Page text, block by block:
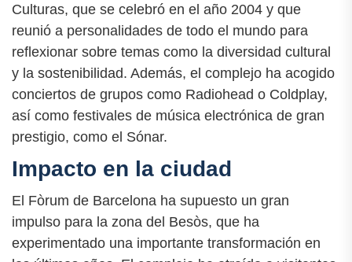
Culturas, que se celebró en el año 2004 y que
reunió a personalidades de todo el mundo para
reflexionar sobre temas como la diversidad cultural
y la sostenibilidad. Además, el complejo ha acogido
conciertos de grupos como Radiohead o Coldplay,
así como festivales de música electrónica de gran
prestigio, como el Sónar.
Impacto en la ciudad
El Fòrum de Barcelona ha supuesto un gran
impulso para la zona del Besòs, que ha
experimentado una importante transformación en